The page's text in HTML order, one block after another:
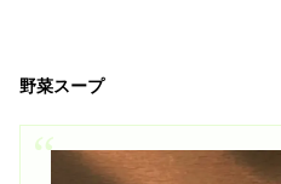
野菜スープ